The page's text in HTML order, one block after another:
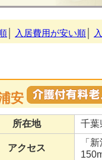
入居費用が安い順
安
所在地 千葉
アクセス
「